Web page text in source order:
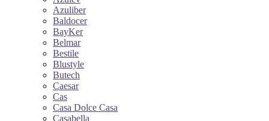
Azuliber
Baldocer
BayKer
Belmar
Bestile
Blustyle
Butech
Caesar
Cas
Casa Dolce Casa
Casabella